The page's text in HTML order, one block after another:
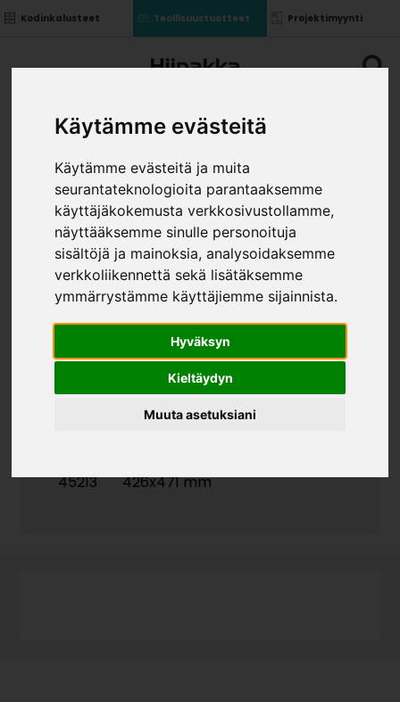
Käytämme evästeitä
Käytämme evästeitä ja muita
seurantateknologioita parantaaksemme
käyttäjäkokemusta verkkosivustollamme,
näyttääksemme sinulle personoituja
sisältöjä ja mainoksia, analysoidaksemme
verkkoliikennettä sekä lisätäksemme
ymmärrystämme käyttäjiemme sijainnista.
Hyväksyn
Kieltäydyn
Muuta asetuksiani
Kodinkalusteet Teollisuustuotteet Projektimyynti
POHJAMATTO 500
VALKOINEN
Teollisuustuotteet»Laatikot ja kiskot»Magic Pro
Ohutseinälaatikot» Pohjamatto 500 Valkoinen
KOKO
45213
426x471 mm